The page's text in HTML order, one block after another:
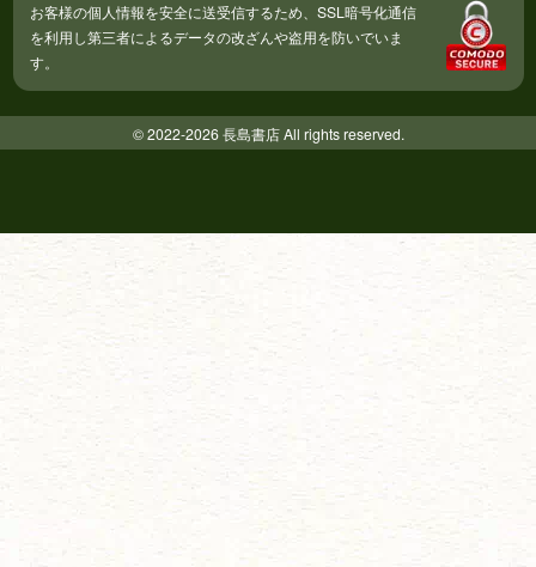
お客様の個人情報を安全に送受信するため、SSL暗号化通信
を利用し第三者によるデータの改ざんや盗用を防いでいま
す。
© 2022-2026 長島書店 All rights reserved.